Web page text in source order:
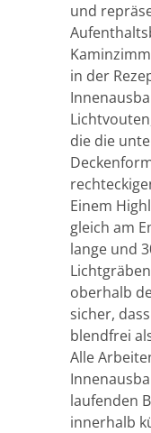
und
in der
die die
Einem
gleich am
lange und
oberhalb
sicher,
blendfrei
Alle
laufenden
innerhalb